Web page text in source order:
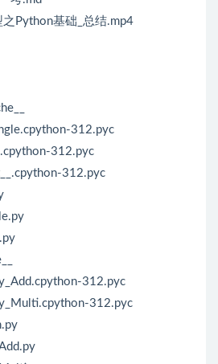
Python基础_总结.mp4
312.pyc
312.pyc
312.pyc
312.pyc
312.pyc